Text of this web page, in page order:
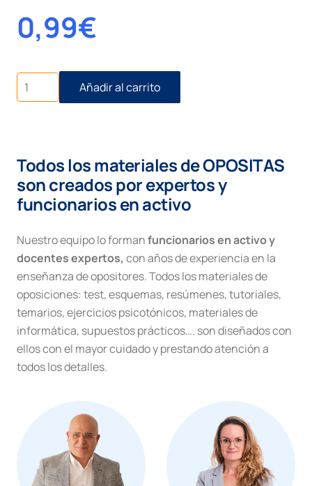
0,99€
Civil
número
Desahucio.
cantidad
Añadir al carrito
Todos los materiales de OPOSITAS
son creados por expertos y
funcionarios en activo
Nuestro equipo lo formanfuncionarios en activo y
docentes expertos, con años de experiencia en la
enseñanza de opositores. Todos los materiales de
oposiciones: test, esquemas, resúmenes, tutoriales,
temarios, ejercicios psicotónicos, materiales de
informática, supuestos prácticos…. son diseñados con
ellos con el mayor cuidado y prestando atención a
todos los detalles.